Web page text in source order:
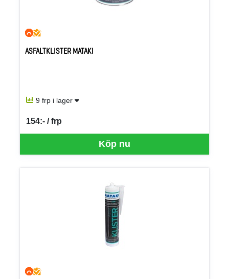
ASFALTKLISTER MATAKI
9 frp i lager
Köp nu
154:- / frp
SEK per FRP